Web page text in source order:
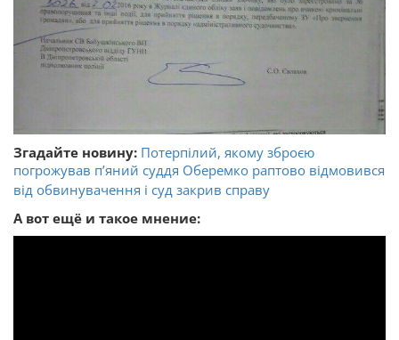
Згадайте новину: Потерпілий, якому зброєю
погрожував п’яний суддя Оберемко раптово відмовився
від обвинувачення і суд закрив справу
А вот ещё и такое мнение: